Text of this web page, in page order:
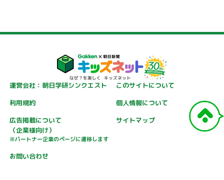
運営会社：朝日学研シンクエスト
このサイトについて
利用規約
個人情報について
広告掲載について
（企業様向け）
※パートナー企業のページに遷移します
サイトマップ
お問い合わせ